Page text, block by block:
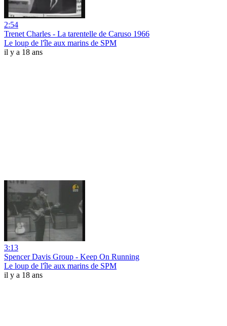
2:54
Trenet Charles - La tarentelle de Caruso 1966
Le loup de l'île aux marins de SPM
il y a 18 ans
3:13
Spencer Davis Group - Keep On Running
Le loup de l'île aux marins de SPM
il y a 18 ans